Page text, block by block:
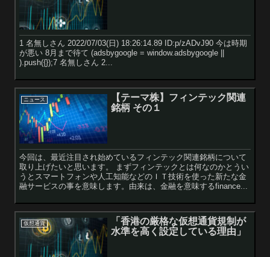
1 名無しさん 2022/07/03(日) 18:26:14.89 ID:p/zADvJ90 今は時期
が悪い 8月まで待て (adsbygoogle = window.adsbygoogle ||
).push({});7 名無しさん 2...
ニュース
【テーマ株】フィンテック関連
銘柄 その１
今回は、最近注目され始めているフィンテック関連銘柄について
取り上げたいと思います。 まずフィンテックとは何なのかとうい
うとスマートフォンや人工知能などのＩＴ技術を使った新たな金
融サービスの事を意味します。由来は、金融を意味するfinance...
仮想通貨
「香港の厳格な仮想通貨規制が
水準を高く設定している理由」